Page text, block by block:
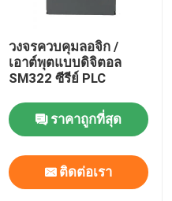
วงจรควบคุมลอจิก /
เอาต์พุตแบบดิจิตอล
SM322 ซีรีย์ PLC
ราคาถูกที่สุด
ติดต่อเรา